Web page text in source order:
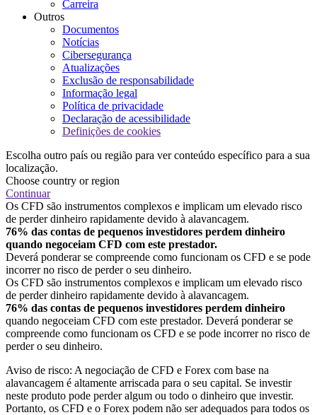
Carreira
Outros
Documentos
Notícias
Cibersegurança
Atualizações
Exclusão de responsabilidade
Informação legal
Política de privacidade
Declaração de acessibilidade
Definições de cookies
Escolha outro país ou região para ver conteúdo específico para a sua
localização.
Choose country or region
Continuar
Os CFD são instrumentos complexos e implicam um elevado risco
de perder dinheiro rapidamente devido à alavancagem.
76% das contas de pequenos investidores perdem dinheiro
quando negoceiam CFD com este prestador.
Deverá ponderar se compreende como funcionam os CFD e se pode
incorrer no risco de perder o seu dinheiro.
Os CFD são instrumentos complexos e implicam um elevado risco
de perder dinheiro rapidamente devido à alavancagem.
76% das contas de pequenos investidores perdem dinheiro
quando negoceiam CFD com este prestador. Deverá ponderar se
compreende como funcionam os CFD e se pode incorrer no risco de
perder o seu dinheiro.
Aviso de risco: A negociação de CFD e Forex com base na
alavancagem é altamente arriscada para o seu capital. Se investir
neste produto pode perder algum ou todo o dinheiro que investir.
Portanto, os CFD e o Forex podem não ser adequados para todos os